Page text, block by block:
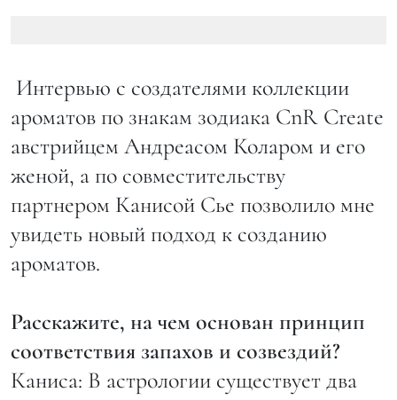
Интервью с создателями коллекции
ароматов по знакам зодиака CnR Create
австрийцем Андреасом Коларом и его
женой, а по совместительству
партнером Канисой Сье позволило мне
увидеть новый подход к созданию
ароматов.
Расскажите, на чем основан принцип
соответствия запахов и созвездий?
Каниса: В астрологии существует два